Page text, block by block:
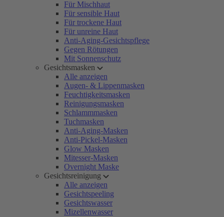
Für Mischhaut
Für sensible Haut
Für trockene Haut
Für unreine Haut
Anti-Aging-Gesichtspflege
Gegen Rötungen
Mit Sonnenschutz
Gesichtsmasken
Alle anzeigen
Augen- & Lippenmasken
Feuchtigkeitsmasken
Reinigungsmasken
Schlammmasken
Tuchmasken
Anti-Aging-Masken
Anti-Pickel-Masken
Glow Masken
Mitesser-Masken
Overnight Maske
Gesichtsreinigung
Alle anzeigen
Gesichtspeeling
Gesichtswasser
Mizellenwasser